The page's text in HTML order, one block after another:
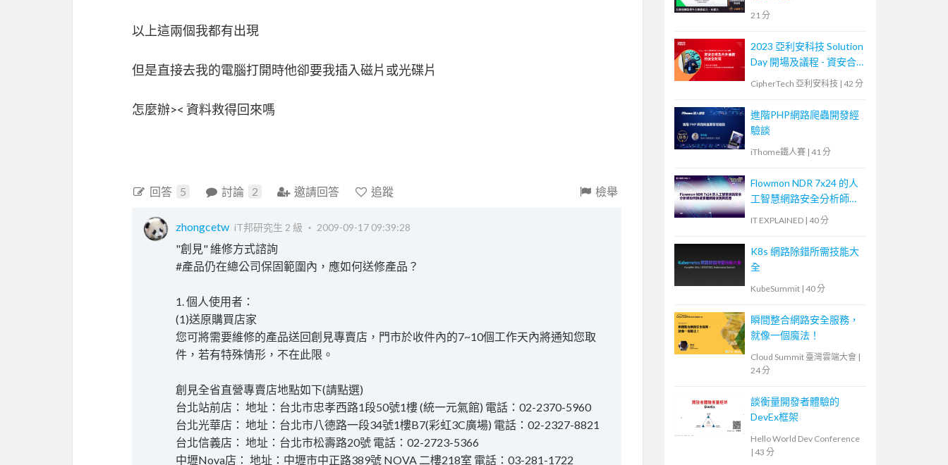
以上這兩個我都有出現
但是直接去我的電腦打開時他卻要我插入磁片或光碟片
怎麼辦>< 資料救得回來嗎
回答 5 討論 2 邀請回答 追蹤 檢舉
zhongcetw iT邦研究生 2 級 ‧ 2009-09-17 09:39:28
"創見" 維修方式諮詢
#產品仍在總公司保固範圍內，應如何送修產品？
1. 個人使用者：
(1)送原購買店家
您可將需要維修的產品送回創見專賣店，門市於收件內的7~10個工作天內將通知您取
件，若有特殊情形，不在此限。
創見全省直營專賣店地點如下(請點選)
台北站前店： 地址：台北市忠孝西路1段50號1樓 (統一元氣館) 電話：02-2370-5960
台北光華店： 地址：台北市八德路一段34號1樓B7(彩虹3C廣場) 電話：02-2327-8821
台北信義店： 地址：台北市松壽路20號 電話：02-2723-5366
中壢Nova店： 地址：中壢市中正路389號 NOVA 二樓218室 電話：03-281-1722
21 分
2023 亞利安科技 Solution
Day 開場及議程 - 資安合
規及內外兼顧的安全防禦
CipherTech 亞利安科技 | 42 分
進階PHP網路爬蟲開發經
驗談
iThome鐵人賽 | 41 分
Flowmon NDR 7x24 的人
工智慧網路安全分析師如
何快速掌握網路偵測與回
IT EXPLAINED | 40 分
K8s 網路除錯所需技能大
全
KubeSummit | 40 分
瞬間整合網路安全服務，
就像一個魔法！
Cloud Summit 臺灣雲端大會 |
24 分
談衡量開發者體驗的
DevEx框架
Hello World Dev Conference
| 43 分